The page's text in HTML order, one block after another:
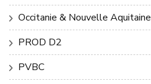
Occitanie & Nouvelle Aquitaine
PROD D2
PVBC